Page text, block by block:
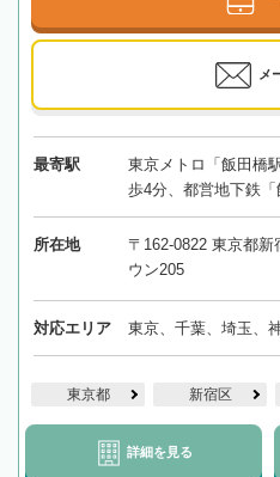
メ
最寄駅
東京メトロ「飯田橋
歩4分、都営地下鉄
所在地
〒162-0822 東京都新
ウン205
対応エリア 東京、千葉、埼玉、
東京都 新宿区
詳細を見る